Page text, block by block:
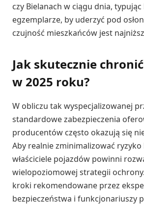
czy Bielanach w ciągu dnia,
egzemplarze, by uderzyć pod
czujność mieszkańców jest
Jak skutecznie
w 2025 roku?
W obliczu tak wyspecjalizowanej
standardowe zabezpieczenia
producentów często okazują się
Aby realnie zminimalizować ryzyko
właściciele pojazdów powinni
wielopoziomowej strategii
kroki rekomendowane przez
bezpieczeństwa i funkcjonariuszy